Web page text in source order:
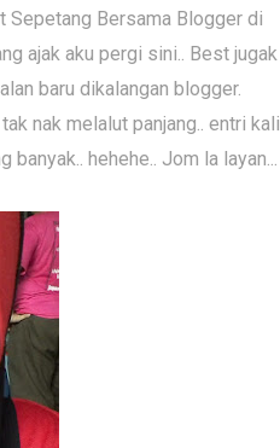
Sepetang Bersama Blogger di
ajak aku pergi sini.. Best jugak
baru dikalangan blogger.
nak melalut panjang.. entri kali
hehehe.. Jom la layan...